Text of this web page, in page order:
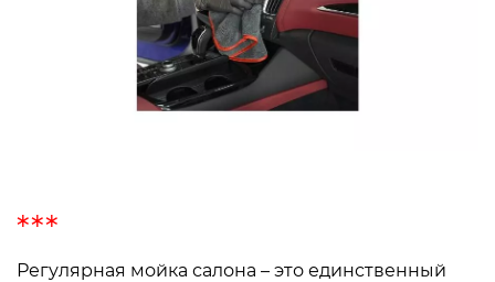
Регулярная мойка салона – это единственный